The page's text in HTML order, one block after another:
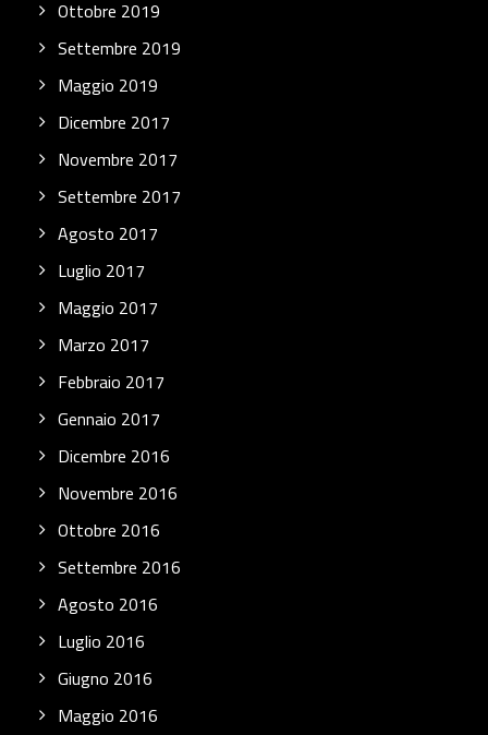
Ottobre 2019
Settembre 2019
Maggio 2019
Dicembre 2017
Novembre 2017
Settembre 2017
Agosto 2017
Luglio 2017
Maggio 2017
Marzo 2017
Febbraio 2017
Gennaio 2017
Dicembre 2016
Novembre 2016
Ottobre 2016
Settembre 2016
Agosto 2016
Luglio 2016
Giugno 2016
Maggio 2016